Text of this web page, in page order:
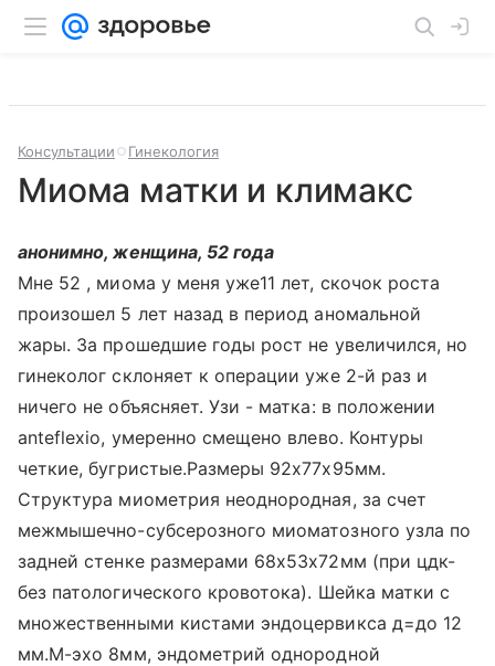
Консультации Гинекология
Миома матки и климакс
анонимно, женщина, 52 года
Мне 52 , миома у меня уже11 лет, скочок роста
произошел 5 лет назад в период аномальной
жары. За прошедшие годы рост не увеличился, но
гинеколог склоняет к операции уже 2-й раз и
ничего не объясняет. Узи - матка: в положении
anteflexio, умеренно смещено влево. Контуры
четкие, бугристые.Размеры 92х77х95мм.
Структура миометрия неоднородная, за счет
межмышечно-субсерозного миоматозного узла по
задней стенке размерами 68х53х72мм (при цдк-
без патологического кровотока). Шейка матки с
множественными кистами эндоцервикса д=до 12
мм.М-эхо 8мм, эндометрий однородной